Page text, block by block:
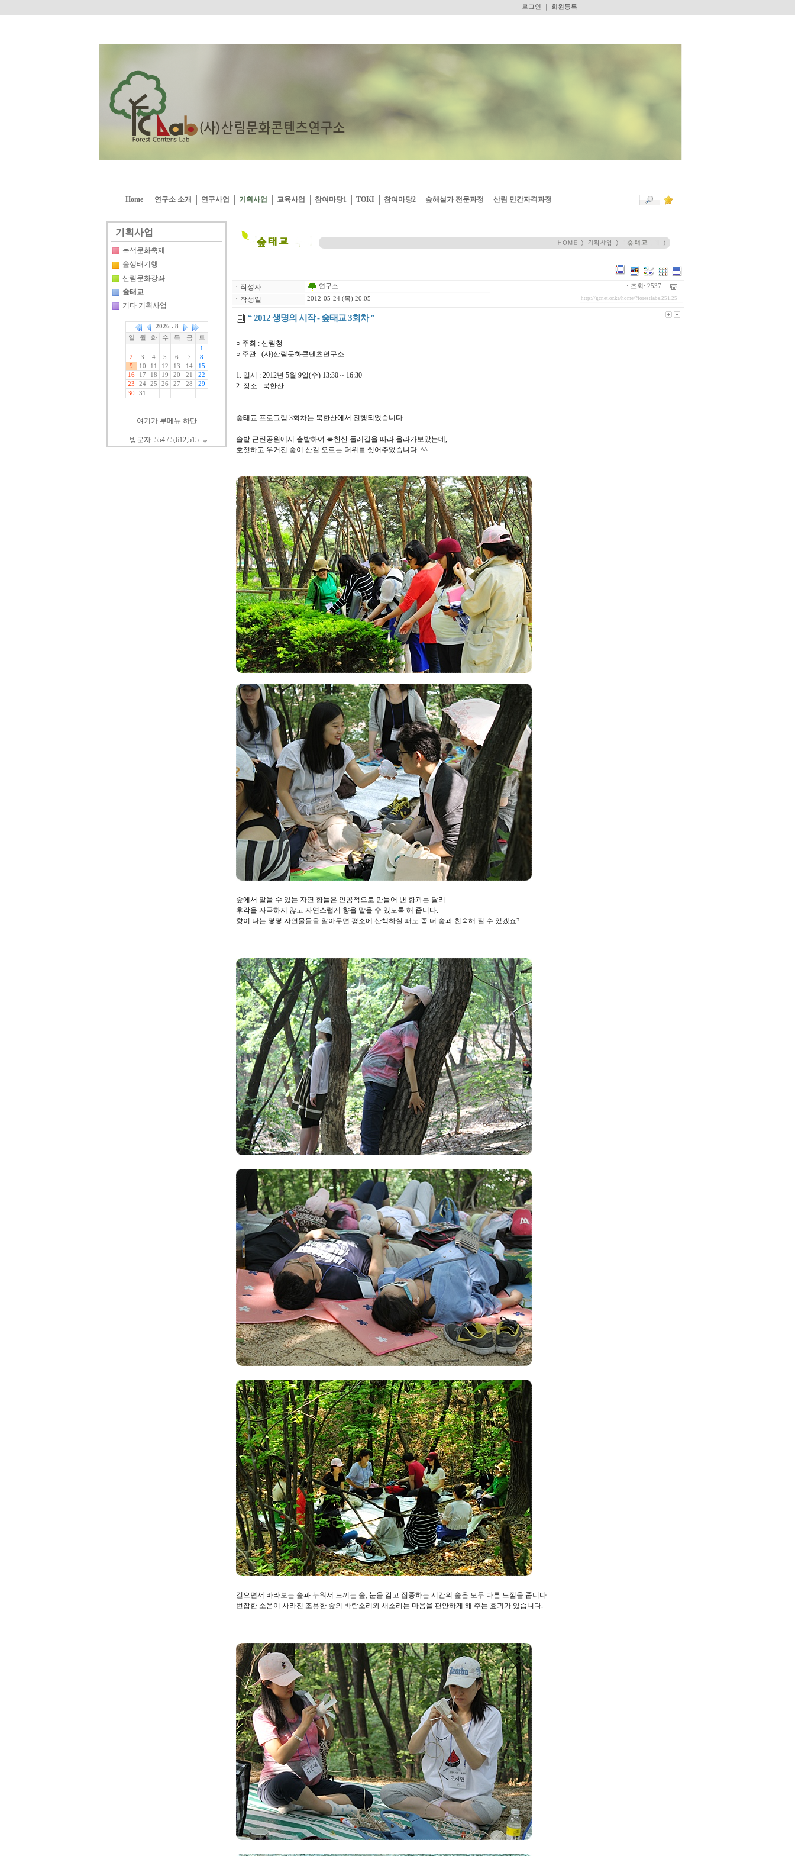
Home 연구소 소개 연구사업 기획사업 교육사업 참여마당1 TOKI 참여마당2 숲해설가 전문과정 산림 민간자격과정
기획사업
녹색문화축제
숲생태기행
산림문화강좌
숲태교
기타 기획사업
여기가 부메뉴 하단
방문자: 554 / 5,612,515
ㆍ 작성자 연구소
ㆍ 작성일 2012-05-24 (목) 20:05
ㆍ조회: 2537
http://gcnet.or.kr/home/?forestlabs.251.25
“ 2012 생명의 시작 - 숲태교 3회차 ”
○ 주최 : 산림청
○ 주관 : (사)산림문화콘텐츠연구소
1. 일시 : 2012년 5월 9일(수) 13:30 ~ 16:30
2. 장소 : 북한산
숲태교 프로그램 3회차는 북한산에서 진행되었습니다.
솔밭 근린공원에서 출발하여 북한산 둘레길을 따라 올라가보았는데,
호젓하고 우거진 숲이 산길 오르는 더위를 씻어주었습니다. ^^
숲에서 맡을 수 있는 자연 향들은 인공적으로 만들어 낸 향과는 달리
후각을 자극하지 않고 자연스럽게 향을 맡을 수 있도록 해 줍니다.
향이 나는 몇몇 자연물들을 알아두면 평소에 산책하실 때도 좀 더 숲과 친숙해 질 수 있겠죠?
걸으면서 바라보는 숲과 누워서 느끼는 숲, 눈을 감고 집중하는 시간의 숲은 모두 다른 느낌을 줍니다.
번잡한 소음이 사라진 조용한 숲의 바람소리와 새소리는 마음을 편안하게 해 주는 효과가 있습니다.
로그인 회원등록